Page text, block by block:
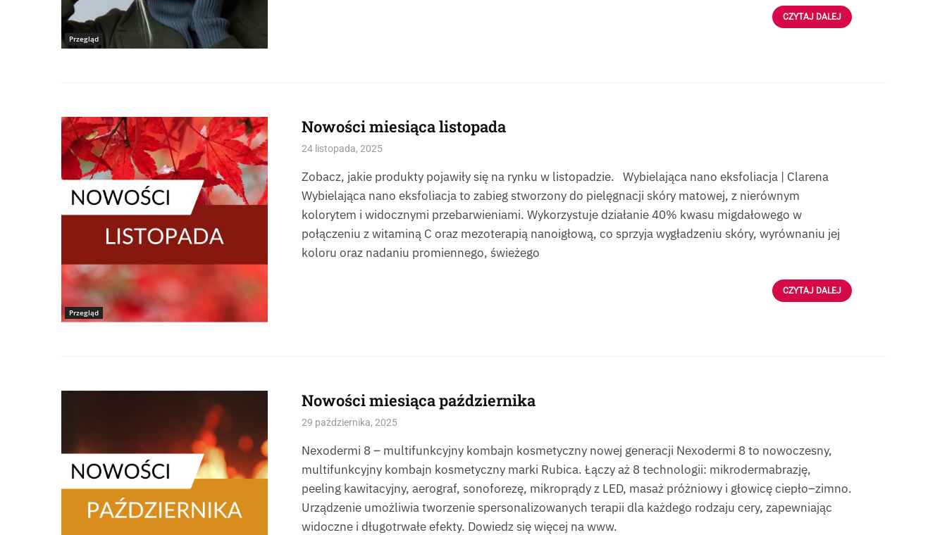
Przegląd
CZYTAJ DALEJ
Przegląd
Nowości miesiąca listopada
24 listopada, 2025
Zobacz, jakie produkty pojawiły się na rynku w listopadzie. Wybielająca nano eksfoliacja | Clarena
Wybielająca nano eksfoliacja to zabieg stworzony do pielęgnacji skóry matowej, z nierównym
kolorytem i widocznymi przebarwieniami. Wykorzystuje działanie 40% kwasu migdałowego w
połączeniu z witaminą C oraz mezoterapią nanoigłową, co sprzyja wygładzeniu skóry, wyrównaniu jej
koloru oraz nadaniu promiennego, świeżego
CZYTAJ DALEJ
Nowości miesiąca października
29 października, 2025
Nexodermi 8 – multifunkcyjny kombajn kosmetyczny nowej generacji Nexodermi 8 to nowoczesny,
multifunkcyjny kombajn kosmetyczny marki Rubica. Łączy aż 8 technologii: mikrodermabrazję,
peeling kawitacyjny, aerograf, sonoforezę, mikroprądy z LED, masaż próżniowy i głowicę ciepło–zimno.
Urządzenie umożliwia tworzenie spersonalizowanych terapii dla każdego rodzaju cery, zapewniając
widoczne i długotrwałe efekty. Dowiedz się więcej na www.